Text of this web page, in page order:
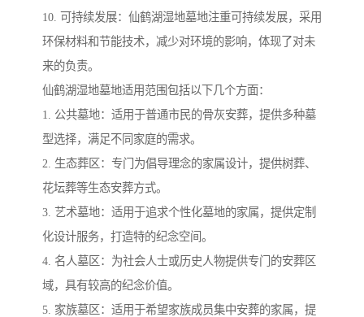
10. 可持续发展：仙鹤湖湿地墓地注重可持续发展，采用
环保材料和节能技术，减少对环境的影响，体现了对未
来的负责。
仙鹤湖湿地墓地适用范围包括以下几个方面：
1. 公共墓地：适用于普通市民的骨灰安葬，提供多种墓
型选择，满足不同家庭的需求。
2. 生态葬区：专门为倡导理念的家属设计，提供树葬、
花坛葬等生态安葬方式。
3. 艺术墓地：适用于追求个性化墓地的家属，提供定制
化设计服务，打造特的纪念空间。
4. 名人墓区：为社会人士或历史人物提供专门的安葬区
域，具有较高的纪念价值。
5. 家族墓区：适用于希望家族成员集中安葬的家属，提